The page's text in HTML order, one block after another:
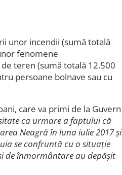
unor incendii (sumă totală
fenomene
teren (sumă totală 12.500
persoane bolnave sau cu
care va primi de la Guvern
ca urmare a faptului că
Neagră în luna iulie 2017 și
se confruntă cu o situație
de înmormântare au depășit